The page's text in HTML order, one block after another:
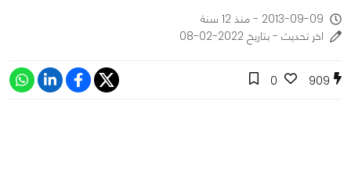
2013-09-09 - منذ 12 سنة
اخر تحديث - بتاريخ 2022-02-08
909
0